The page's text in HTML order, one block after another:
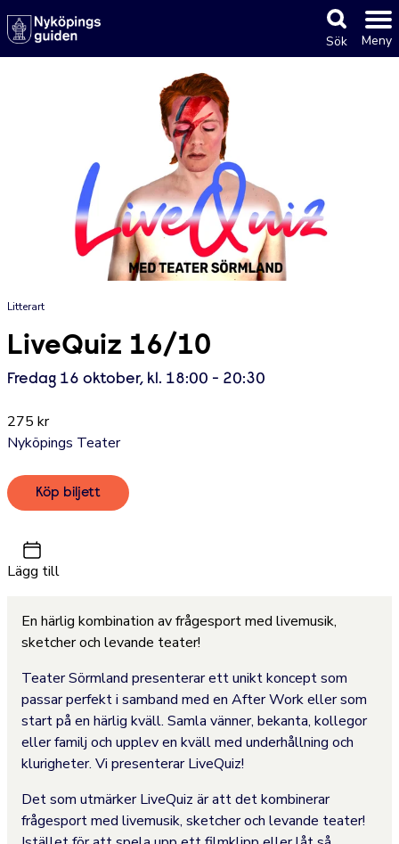
Sök Meny
Litterart
LiveQuiz 16/10
Fredag 16 oktober, kl. 18:00 - 20:30
275 kr
Nyköpings Teater
Köp biljett
Lägg till
En härlig kombination av frågesport med livemusik,
sketcher och levande teater!
Teater Sörmland presenterar ett unikt koncept som
passar perfekt i samband med en After Work eller som
start på en härlig kväll. Samla vänner, bekanta, kollegor
eller familj och upplev en kväll med underhållning och
klurigheter. Vi presenterar LiveQuiz!
Det som utmärker LiveQuiz är att det kombinerar
frågesport med livemusik, sketcher och levande teater!